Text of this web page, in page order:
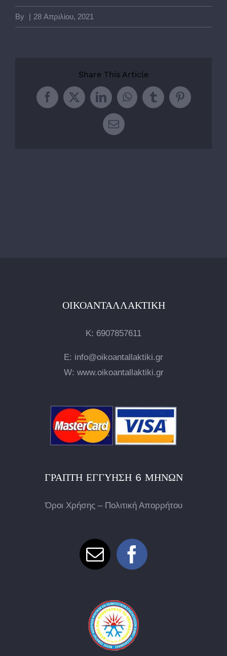
By | 28 Απριλίου, 2021
Share This Article
FacebookTwitterLinkedInWhatsApp
TumblrPinterest
Email
ΟΙΚΟΑΝΤΑΛΛΑΚΤΙΚΉ
Κ: 6907857611
E: info@oikoantallaktiki.gr
W: www.oikoantallaktiki.gr
ΓΡΑΠΤΉ ΕΓΓΎΗΣΗ 6 ΜΗΝΏΝ
Όροι Χρήσης – Πολιτική Απορρήτου